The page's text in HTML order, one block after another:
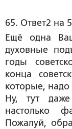
65. Ответ2 на
Ещё одна
духовные
годы
конца
которые, надо
Ну, тут
настолько
Пожалуй,